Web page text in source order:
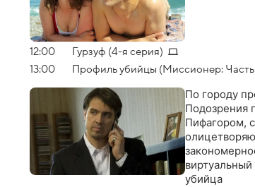
12:00
Гурзуф (4-я серия)
13:00
Профиль убийцы (Миссионер: Часть
По городу
Подозрения
Пифагором,
убийца